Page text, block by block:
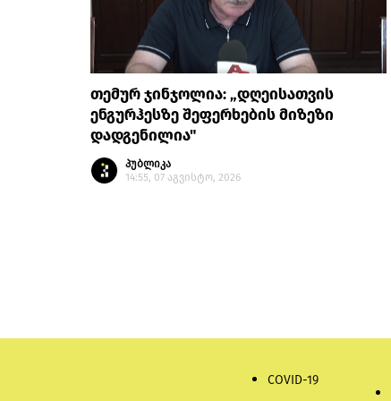
თემურ ჯინჯოლია: „დღეისათვის
ენგურჰესზე შეფერხების მიზეზი
დადგენილია"
პუბლიკა
14:55, 07 აგვისტო, 2026
COVID-19